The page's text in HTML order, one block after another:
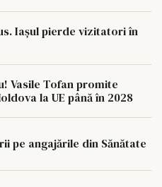
Iașul pierde vizitatori în
Vasile Tofan promite
la UE până în 2028
pe angajările din Sănătate